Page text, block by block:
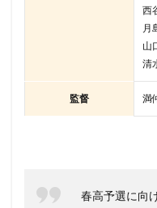
西
月
山
清
監督 満
春高予選に向